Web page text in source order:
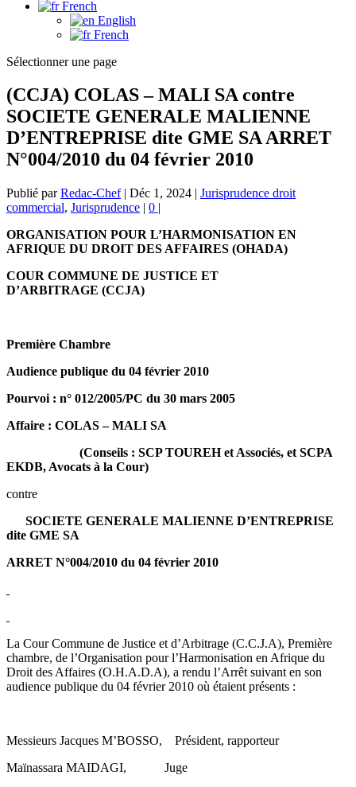
French
English
French
Sélectionner une page
(CCJA) COLAS – MALI SA contre
SOCIETE GENERALE MALIENNE
D’ENTREPRISE dite GME SA ARRET
N°004/2010 du 04 février 2010
Publié parRedac-Chef| Déc 1, 2024 | Jurisprudence droit
commercial, Jurisprudence | 0 |
ORGANISATION POUR L’HARMONISATION EN
AFRIQUE DU DROIT DES AFFAIRES (OHADA)
COUR COMMUNE DE JUSTICE ET
D’ARBITRAGE (CCJA)
Première Chambre
Audience publique du 04 février 2010
Pourvoi : n° 012/2005/PC du 30 mars 2005
Affaire : COLAS – MALI SA
(Conseils : SCP TOUREH et Associés, et SCPA
EKDB, Avocats à la Cour)
contre
SOCIETE GENERALE MALIENNE D’ENTREPRISE
dite GME SA
ARRET N°004/2010 du 04 février 2010
La Cour Commune de Justice et d’Arbitrage (C.C.J.A), Première
chambre, de l’Organisation pour l’Harmonisation en Afrique du
Droit des Affaires (O.H.A.D.A), a rendu l’Arrêt suivant en son
audience publique du 04 février 2010 où étaient présents :
Messieurs Jacques M’BOSSO, Président, rapporteur
Maïnassara MAIDAGI, Juge